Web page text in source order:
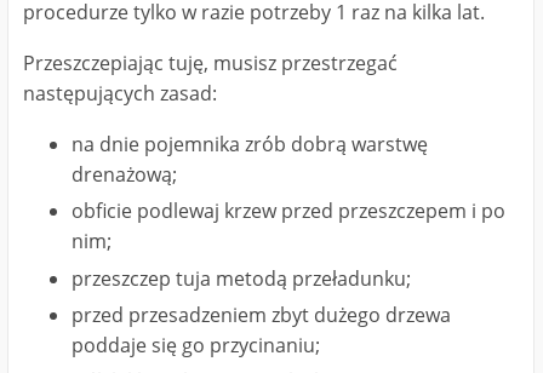
procedurze tylko w razie potrzeby 1 raz na kilka lat.
Przeszczepiając tuję, musisz przestrzegać
następujących zasad:
na dnie pojemnika zrób dobrą warstwę
drenażową;
obficie podlewaj krzew przed przeszczepem i po
nim;
przeszczep tuja metodą przeładunku;
przed przesadzeniem zbyt dużego drzewa
poddaje się go przycinaniu;